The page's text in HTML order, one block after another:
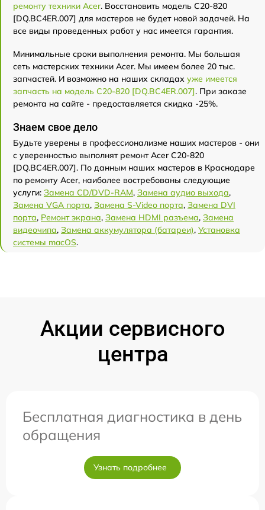
ремонту техники Acer. Восстановить модель C20-820
[DQ.BC4ER.007] для мастеров не будет новой задачей. На
все виды проведенных работ у нас имеется гарантия.
Минимальные сроки выполнения ремонта. Мы большая
сеть мастерских техники Acer. Мы имеем более 20 тыс.
запчастей. И возможно на наших складах уже имеется
запчасть на модель C20-820 [DQ.BC4ER.007]. При заказе
ремонта на сайте - предоставляется скидка -25%.
Знаем свое дело
Будьте уверены в профессионализме наших мастеров - они
с уверенностью выполнят ремонт Acer C20-820
[DQ.BC4ER.007]. По данным наших мастеров в Краснодаре
по ремонту Acer, наиболее востребованы следующие
услуги: Замена CD/DVD-RAM, Замена аудио выхода,
Замена VGA порта, Замена S-Video порта, Замена DVI
порта, Ремонт экрана, Замена HDMI разъема, Замена
видеочипа, Замена аккумулятора (батареи), Установка
системы macOS.
Акции сервисного
центра
Бесплатная диагностика в день
обращения
Узнать подробнее